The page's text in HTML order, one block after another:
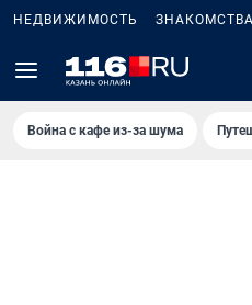
НЕДВИЖИМОСТЬ ЗНАКОМСТВА
Война с кафе из-за шума